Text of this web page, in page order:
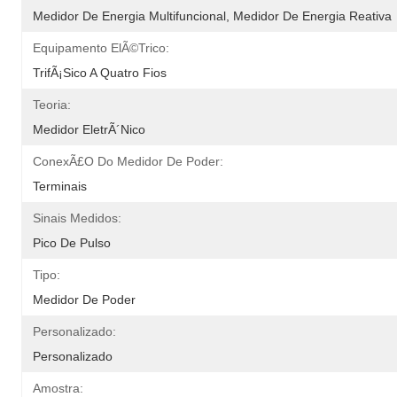
Medidor De Energia Multifuncional, Medidor De Energia Reativa
Equipamento ElÃ©trico:
TrifÃ¡sico A Quatro Fios
Teoria:
Medidor EletrÃ´nico
ConexÃ£o Do Medidor De Poder:
Terminais
Sinais Medidos:
Pico De Pulso
Tipo:
Medidor De Poder
Personalizado:
Personalizado
Amostra: